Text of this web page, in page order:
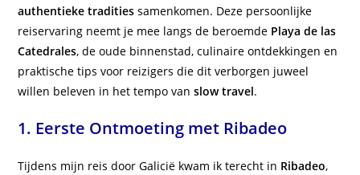
authentieke tradities samenkomen. Deze persoonlijke
reiservaring neemt je mee langs de beroemde Playa de las
Catedrales, de oude binnenstad, culinaire ontdekkingen en
praktische tips voor reizigers die dit verborgen juweel
willen beleven in het tempo vanslow travel.
1. Eerste Ontmoeting met Ribadeo
Tijdens mijn reis door Galicië kwam ik terecht in Ribadeo,